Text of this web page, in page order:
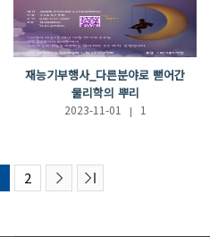
재능기부행사_다른분야로 뻗어간
물리학의 뿌리
2023-11-01 1
2